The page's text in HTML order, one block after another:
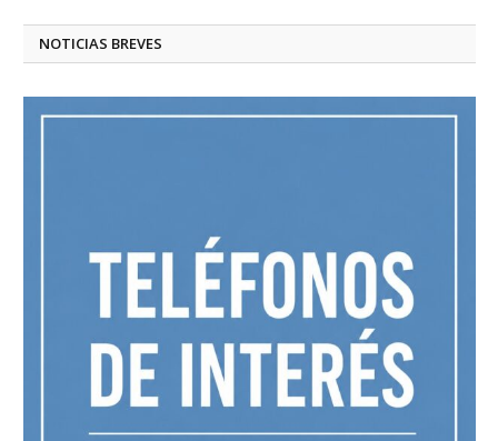
NOTICIAS BREVES